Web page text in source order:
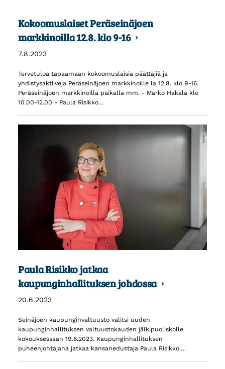
Kokoomuslaiset Peräseinäjoen
markkinoilla 12.8. klo 9-16
7.8.2023
Tervetuloa tapaamaan kokoomuslaisia päättäjiä ja
yhdistysaktiiveja Peräseinäjoen markkinoille la 12.8. klo 9-16.
Peräseinäjoen markkinoilla paikalla mm. - Marko Hakala klo
10.00-12.00 - Paula Risikko…
Paula Risikko jatkaa
kaupunginhallituksen johdossa
20.6.2023
Seinäjoen kaupunginvaltuusto valitsi uuden
kaupunginhallituksen valtuustokauden jälkipuoliskolle
kokouksessaan 19.6.2023. Kaupunginhallituksen
puheenjohtajana jatkaa kansanedustaja Paula Risikko.…